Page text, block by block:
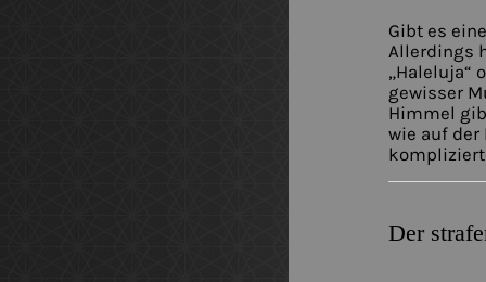
Gibt es
Allerdings
„Haleluja“
gewisser
Himmel
wie auf der
Der